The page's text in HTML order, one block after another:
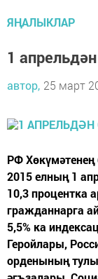
ЯҢАЛЫКЛАР
1
автор, 25 март
РФ
2015 елның 1
10,3 процентка
гражданнарга
5,5% ка
Геройлары,
орденының